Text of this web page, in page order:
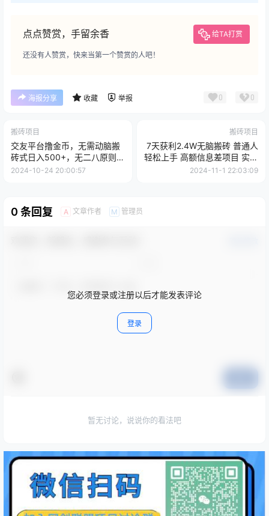
点点赞赏，手留余香 给TA打赏
还没有人赞赏，快来当第一个赞赏的人吧！
海报分享 收藏 举报 0 0
搬砖项目
交友平台撸金币，无需动脑搬
砖式日入500+，无二八原则做
就有，可批量矩...
2024-10-24 20:00:57
搬砖项目
7天获利2.4W无脑搬砖 普通人
轻松上手 高额信息差项目 实现
睡后收入
2024-11-1 22:03:09
0 条回复 A 文章作者 M 管理员
您必须登录或注册以后才能发表评论
登录
暂无讨论，说说你的看法吧